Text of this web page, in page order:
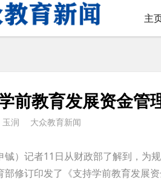
主
前教育发展资金
玉润 大众教育新闻
记者11日从财政部了解到，为规
部修订印发了《支持学前教育发展资